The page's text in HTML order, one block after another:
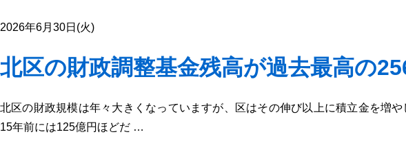
2026年6月30日(火)
北区の財政調整基金残高が過去最高の
北区の財政規模は年々大きくなっていますが、区はその伸び以上に積立金を増
15年前には125億円ほどだ …